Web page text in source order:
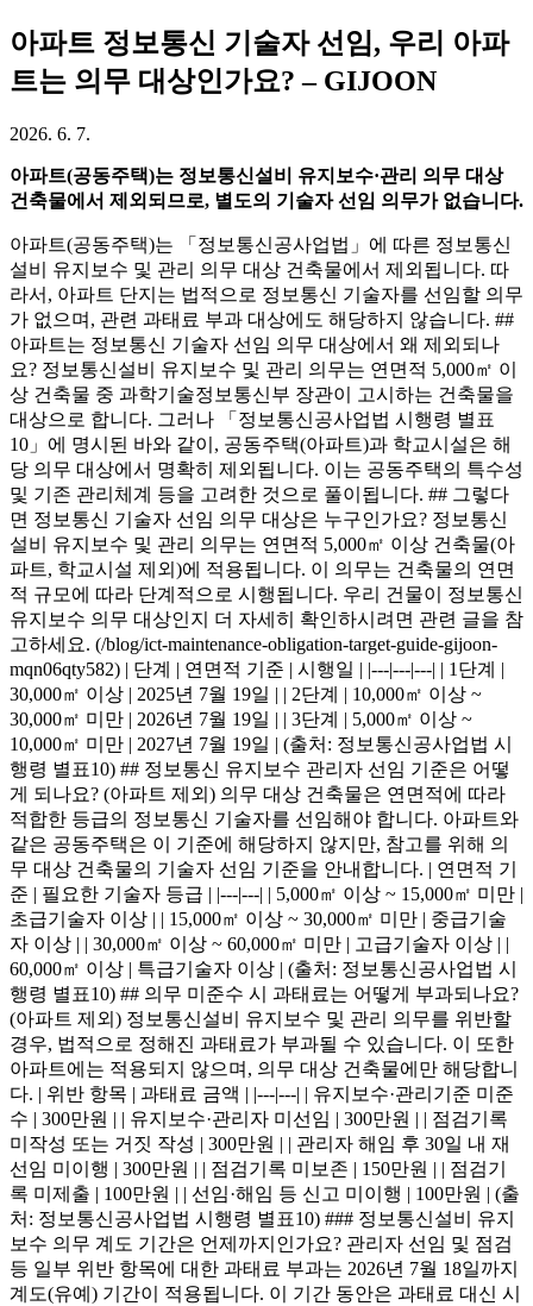
아파트 정보통신 기술자 선임, 우리 아파
트는 의무 대상인가요? – GIJOON
2026. 6. 7.
아파트(공동주택)는 정보통신설비 유지보수·관리 의무 대상
건축물에서 제외되므로, 별도의 기술자 선임 의무가 없습니다.
아파트(공동주택)는 「정보통신공사업법」에 따른 정보통신
설비 유지보수 및 관리 의무 대상 건축물에서 제외됩니다. 따
라서, 아파트 단지는 법적으로 정보통신 기술자를 선임할 의무
가 없으며, 관련 과태료 부과 대상에도 해당하지 않습니다. ##
아파트는 정보통신 기술자 선임 의무 대상에서 왜 제외되나
요? 정보통신설비 유지보수 및 관리 의무는 연면적 5,000㎡ 이
상 건축물 중 과학기술정보통신부 장관이 고시하는 건축물을
대상으로 합니다. 그러나 「정보통신공사업법 시행령 별표
10」에 명시된 바와 같이, 공동주택(아파트)과 학교시설은 해
당 의무 대상에서 명확히 제외됩니다. 이는 공동주택의 특수성
및 기존 관리체계 등을 고려한 것으로 풀이됩니다. ## 그렇다
면 정보통신 기술자 선임 의무 대상은 누구인가요? 정보통신
설비 유지보수 및 관리 의무는 연면적 5,000㎡ 이상 건축물(아
파트, 학교시설 제외)에 적용됩니다. 이 의무는 건축물의 연면
적 규모에 따라 단계적으로 시행됩니다. 우리 건물이 정보통신
유지보수 의무 대상인지 더 자세히 확인하시려면 관련 글을 참
고하세요. (/blog/ict-maintenance-obligation-target-guide-gijoon-
mqn06qty582) | 단계 | 연면적 기준 | 시행일 | |---|---|---| | 1단계 |
30,000㎡ 이상 | 2025년 7월 19일 | | 2단계 | 10,000㎡ 이상 ~
30,000㎡ 미만 | 2026년 7월 19일 | | 3단계 | 5,000㎡ 이상 ~
10,000㎡ 미만 | 2027년 7월 19일 | (출처: 정보통신공사업법 시
행령 별표10) ## 정보통신 유지보수 관리자 선임 기준은 어떻
게 되나요? (아파트 제외) 의무 대상 건축물은 연면적에 따라
적합한 등급의 정보통신 기술자를 선임해야 합니다. 아파트와
같은 공동주택은 이 기준에 해당하지 않지만, 참고를 위해 의
무 대상 건축물의 기술자 선임 기준을 안내합니다. | 연면적 기
준 | 필요한 기술자 등급 | |---|---| | 5,000㎡ 이상 ~ 15,000㎡ 미만 |
초급기술자 이상 | | 15,000㎡ 이상 ~ 30,000㎡ 미만 | 중급기술
자 이상 | | 30,000㎡ 이상 ~ 60,000㎡ 미만 | 고급기술자 이상 | |
60,000㎡ 이상 | 특급기술자 이상 | (출처: 정보통신공사업법 시
행령 별표10) ## 의무 미준수 시 과태료는 어떻게 부과되나요?
(아파트 제외) 정보통신설비 유지보수 및 관리 의무를 위반할
경우, 법적으로 정해진 과태료가 부과될 수 있습니다. 이 또한
아파트에는 적용되지 않으며, 의무 대상 건축물에만 해당합니
다. | 위반 항목 | 과태료 금액 | |---|---| | 유지보수·관리기준 미준
수 | 300만원 | | 유지보수·관리자 미선임 | 300만원 | | 점검기록
미작성 또는 거짓 작성 | 300만원 | | 관리자 해임 후 30일 내 재
선임 미이행 | 300만원 | | 점검기록 미보존 | 150만원 | | 점검기
록 미제출 | 100만원 | | 선임·해임 등 신고 미이행 | 100만원 | (출
처: 정보통신공사업법 시행령 별표10) ### 정보통신설비 유지
보수 의무 계도 기간은 언제까지인가요? 관리자 선임 및 점검
등 일부 위반 항목에 대한 과태료 부과는 2026년 7월 18일까지
계도(유예) 기간이 적용됩니다. 이 기간 동안은 과태료 대신 시